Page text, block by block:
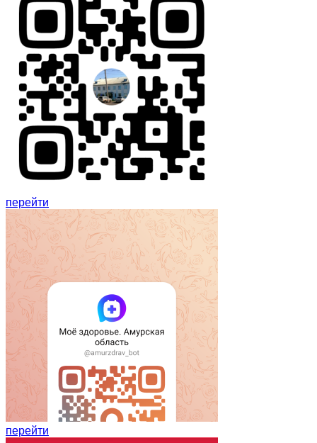
перейти
перейти